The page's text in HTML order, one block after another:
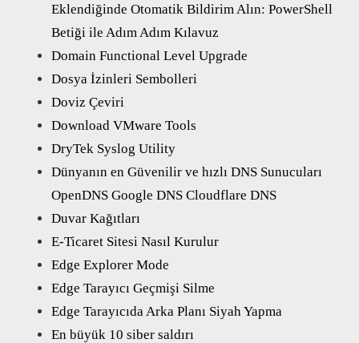
Eklendiğinde Otomatik Bildirim Alın: PowerShell
Betiği ile Adım Adım Kılavuz
Domain Functional Level Upgrade
Dosya İzinleri Sembolleri
Doviz Çeviri
Download VMware Tools
DryTek Syslog Utility
Dünyanın en Güvenilir ve hızlı DNS Sunucuları
OpenDNS Google DNS Cloudflare DNS
Duvar Kağıtları
E-Ticaret Sitesi Nasıl Kurulur
Edge Explorer Mode
Edge Tarayıcı Geçmişi Silme
Edge Tarayıcıda Arka Planı Siyah Yapma
En büyük 10 siber saldırı